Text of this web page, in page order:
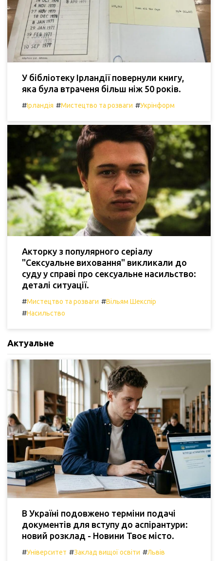
У бібліотеку Ірландії повернули книгу,
яка була втраченя більш ніж 50 років.
#Ірландія #Мистецтво та розваги #Укрінформ
Акторку з популярного серіалу
"Сексуальне виховання" викликали до
суду у справі про сексуальне насильство:
деталі ситуації.
#Мистецтво та розваги #Вільям Шекспір
#Насильство
Актуальне
В Україні подовжено терміни подачі
документів для вступу до аспірантури:
новий розклад - Новини Твоє місто.
#Університет #Заклад вищої освіти #Львів